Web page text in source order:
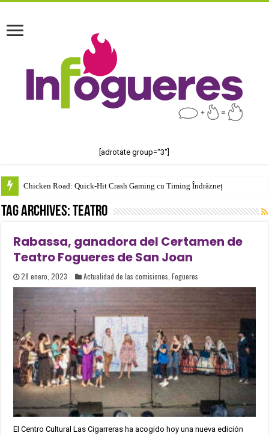
[adrotate group="3"]
Chicken Road: Quick‑Hit Crash Gaming cu Timing Îndrăzneț
Tag Archives:teatro
Rabassa, ganadora del Certamen de
Teatro Fogueres de San Joan
28 enero, 2023 Actualidad de las comisiones ,Fogueres
El Centro Cultural Las Cigarreras ha acogido hoy una nueva edición